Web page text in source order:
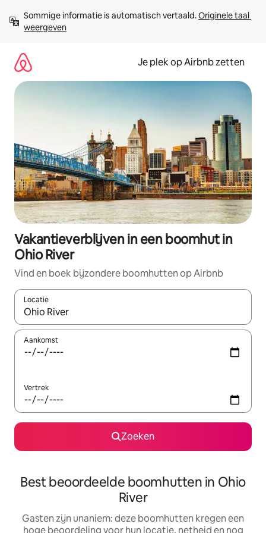
direct
naar
Sommige informatie is automatisch vertaald. Originele taal
weergeven
Je plek op Airbnb zetten
Vakantieverblijven in een boomhut in
Ohio River
Vind en boek bijzondere boomhutten op Airbnb
Locatie
Wanneer er resultaten beschikbaar zijn, maak je een keuze
Aankomst
Vertrek
Zoeken
Best beoordeelde boomhutten in Ohio
River
Gasten zijn unaniem: deze boomhutten kregen een
hoge beoordeling voor hun locatie, netheid en nog